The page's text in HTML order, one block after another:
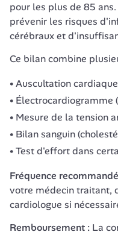
pour les plus de 85
prévenir les risques
cérébraux et
Ce bilan combine
Auscultation
Électrocardiogramme
Mesure de la tension
Bilan sanguin
Test d'effort dans
Fréquence
votre médecin traitant,
cardiologue si
Remboursement : La